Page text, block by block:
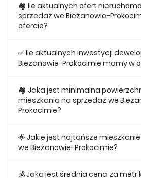
🏘️ Ile aktualnych ofert
sprzedaż we Bieżanowie-
ofercie?
we Bieżanowie-Prokocimie.
✅ Ile aktualnych inwestycji
Bieżanowie-Prokocimie mamy w
we Bieżanowie-Prokocimie.
🏘 Jaka jest minimalna
mieszkania na sprzedaż we
Prokocimie?
Bieżanowie-Prokocimie jest 28,33.
🌟 Jakie jest najtańsze
we Bieżanowie-Prokocimie?
Prokocimie w naszej ofercie kosztuje
💰 Jaka jest średnia cena za